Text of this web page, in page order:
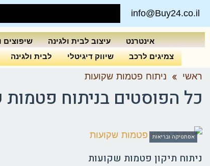
info@Buy24.co.il
אינטרנט עיצוב לבית ולגינה שיפוצים
צמיגים לרכב
שיווק דיגיטלי לבית ולגינה
ראשי » ניתוח פטמות שקועות
כל הפוסטים בניתוח
אסתטיקה ובריאות
ניתוח תיקון פטמות שקועות